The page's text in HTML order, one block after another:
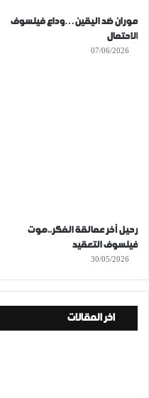
موران ضد اليقين…وداع فيلسوف
الاحتمال
07/06/2026
رحيل آخر عمالقة الفكر..موت
فيلسوف التعقيد
30/05/2026
اخر المقالات